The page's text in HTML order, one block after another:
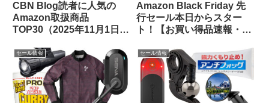
CBN Blog読者に人気の
Amazon取扱商品
TOP30（2025年11月1日
Amazon Black Friday 先
行セール本日からスター
ト！【お買い得品速報・
セール情報 セール情報